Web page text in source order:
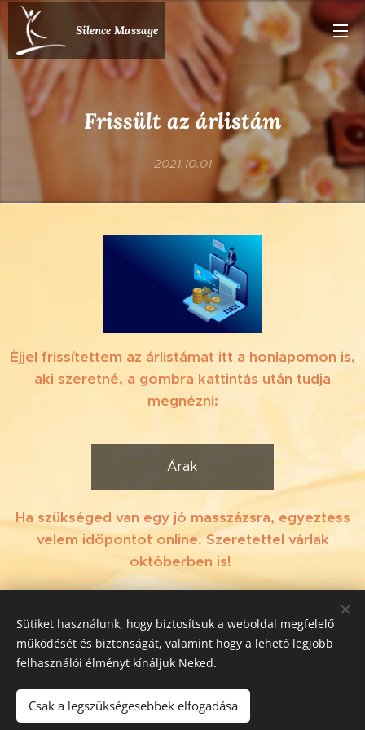
Silence Massage
Frissült az árlistám
2021.10.01
Éjjel frissítettem az árlistámat itt a honlapomon is,
aki szeretné, a gombra kattintás után tudja
megnézni:
Árak
Ha szükséged van egy jó masszázsra, egyeztess
velem időpontot online. Szeretettel várlak
októberben is!
Online időpontkérés
2017-2026 Silence Massage - Mindenkinek jár a masszázs /
Sütiket használunk, hogy biztosítsuk a weboldal megfelelő
működését és biztonságát, valamint hogy a lehető legjobb
felhasználói élményt kínáljuk Neked.
Csak a legszükségesebbek elfogadása